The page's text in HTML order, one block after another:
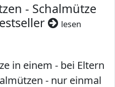
- Schalmütze
lesen
in einem - bei Eltern
- nur einmal